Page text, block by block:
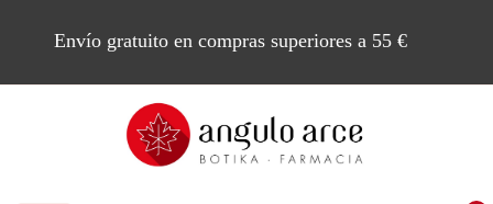
Envío gratuito en compras superiores a 55 €